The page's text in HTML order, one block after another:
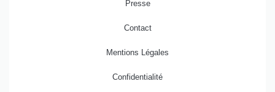
Presse
Contact
Mentions Légales
Confidentialité